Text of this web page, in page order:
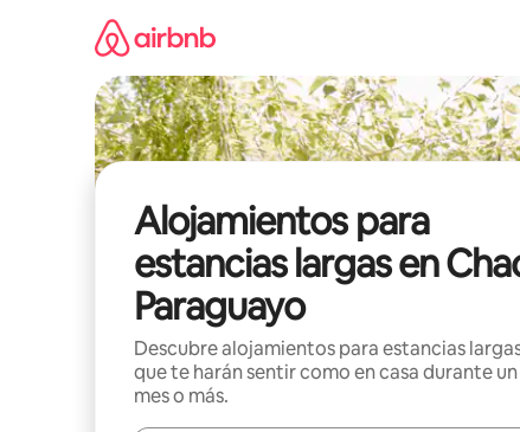
Alojamientos para
estancias largas en
Paraguayo
Descubre alojamientos para estancias
que te harán sentir como en casa durante un
mes o más.